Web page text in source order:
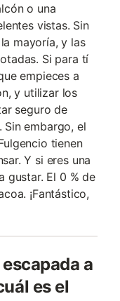
o una
vistas. Sin
mayoría, y las
Si para tí
empieces a
y utilizar los
seguro de
embargo, el
tienen
Y si eres una
gustar. El 0 % de
¡Fantástico,
a
es el